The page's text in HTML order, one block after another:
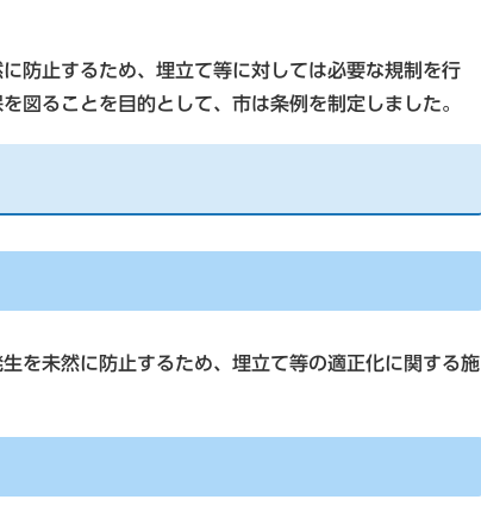
防止するため、埋立て等に対しては必要な規制を行
図ることを目的として、市は条例を制定しました。
未然に防止するため、埋立て等の適正化に関する施